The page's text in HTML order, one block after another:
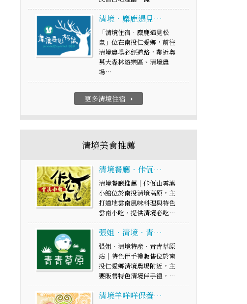
清境‧麋鹿遇見…
「清境住宿‧麋鹿遇見松
鼠」位在南投仁愛鄉，前往
清境農場必經道路，鄰近奧
萬大森林遊樂區、清境農
場…
更多清境住宿 arrow_right
清境美食推薦
清境餐廳‧佧佤…
清境餐廳推薦｜佧佤山雲滇
小館位於南投清境高原，主
打道地雲南風味料理與特色
雲南小吃，提供清境必吃…
張姐‧清境‧青…
張姐‧清境特產‧青青草原
站│特色伴手禮販售位於南
投仁愛鄉清境農場附近，主
要販售特色清境伴手禮，…
清境羊咩咩保養…